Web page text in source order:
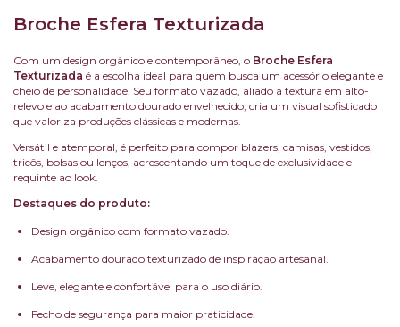
Broche Esfera Texturizada
Com um design orgânico e contemporâneo, o Broche Esfera
Texturizada é a escolha ideal para quem busca um acessório elegante e
cheio de personalidade. Seu formato vazado, aliado à textura em alto-
relevo e ao acabamento dourado envelhecido, cria um visual sofisticado
que valoriza produções clássicas e modernas.
Versátil e atemporal, é perfeito para compor blazers, camisas, vestidos,
tricôs, bolsas ou lenços, acrescentando um toque de exclusividade e
requinte ao look.
Destaques do produto:
Design orgânico com formato vazado.
Acabamento dourado texturizado de inspiração artesanal.
Leve, elegante e confortável para o uso diário.
Fecho de segurança para maior praticidade.